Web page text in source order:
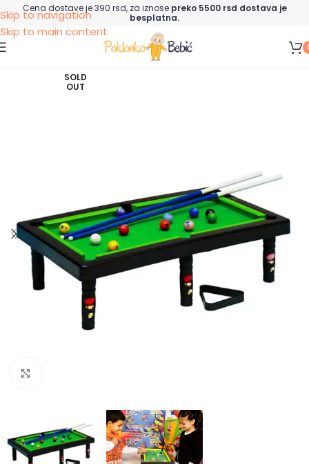
Skip to navigation
Skip to main content
Cena dostave je 390 rsd, za iznose preko 5500 rsd dostava je
besplatna.
SOLD
OUT